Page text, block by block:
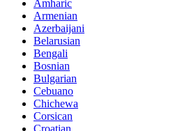
Amharic
Armenian
Azerbaijani
Belarusian
Bengali
Bosnian
Bulgarian
Cebuano
Chichewa
Corsican
Croatian